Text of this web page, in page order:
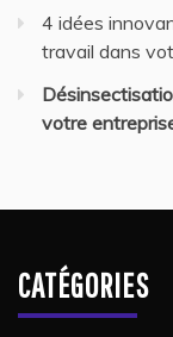
4 idées
travail dans
votre
CATÉGORIES